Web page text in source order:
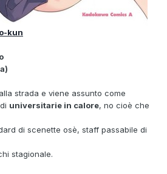
kun
strada e viene assunto come
universitarie in calore, no cioè che
di scenette osè, staff passabile di
stagionale.